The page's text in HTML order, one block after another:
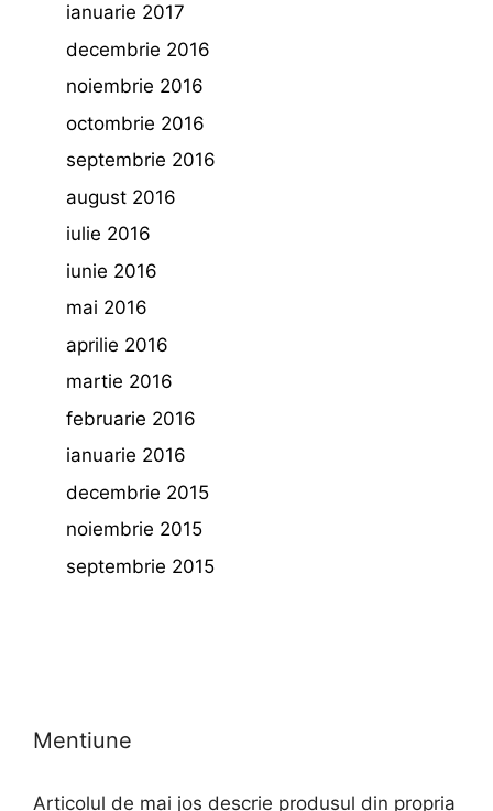
ianuarie 2017
decembrie 2016
noiembrie 2016
octombrie 2016
septembrie 2016
august 2016
iulie 2016
iunie 2016
mai 2016
aprilie 2016
martie 2016
februarie 2016
ianuarie 2016
decembrie 2015
noiembrie 2015
septembrie 2015
Mentiune
Articolul de mai jos descrie produsul din propria